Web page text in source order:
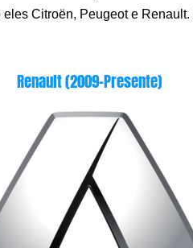
Citroën, Peugeot e
Renault (2009-Presente)